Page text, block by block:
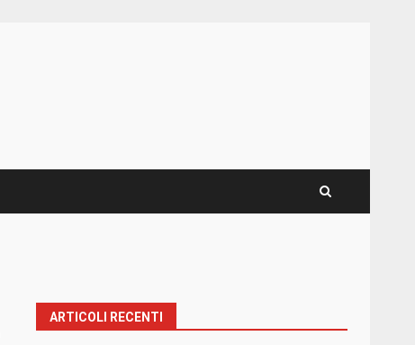
ARTICOLI RECENTI